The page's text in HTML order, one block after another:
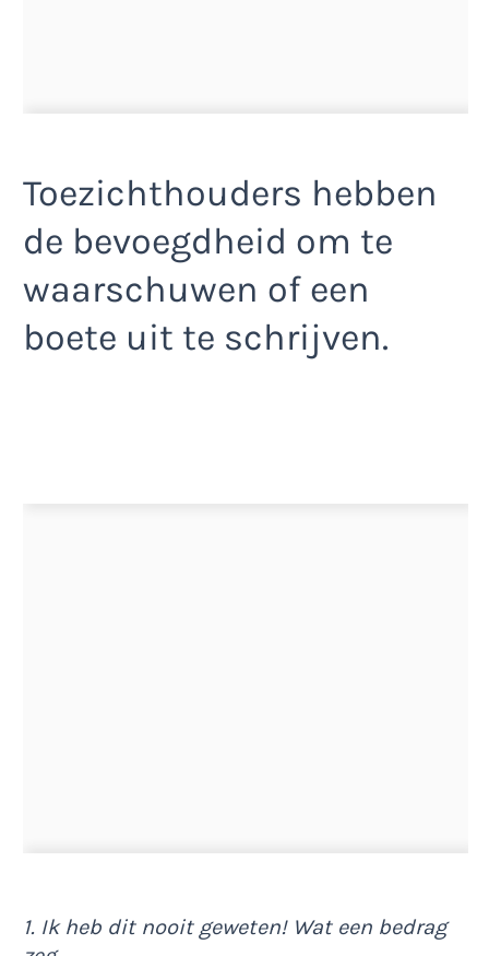
Toezichthouders hebben
de bevoegdheid om te
waarschuwen of een
boete uit te schrijven.
1. Ik heb dit nooit geweten! Wat een bedrag